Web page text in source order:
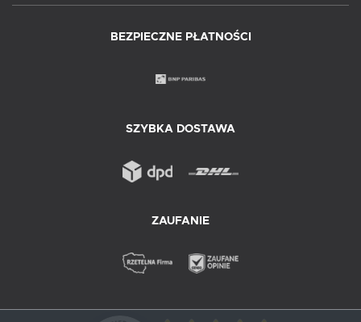
BEZPIECZNE PŁATNOŚCI
SZYBKA DOSTAWA
ZAUFANIE